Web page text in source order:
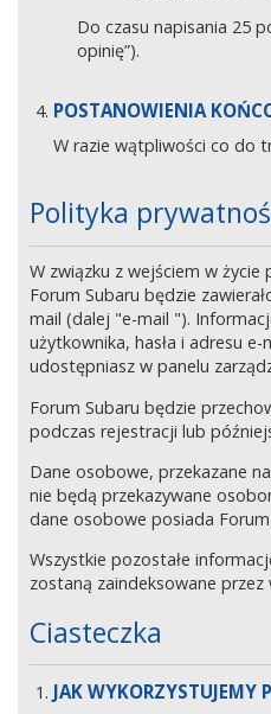
Do czasu napisania 25
opinię”).
POSTANOWIENIA
W razie wątpliwości co do
Polityka
W związku z wejściem w
Forum Subaru będzie
mail (dalej "e-mail ").
użytkownika, hasła i adresu
udostępniasz w panelu
Forum Subaru będzie
podczas rejestracji lub
Dane osobowe, przekazane
nie będą przekazywane
dane osobowe posiada
Wszystkie pozostałe
zostaną zaindeksowane przez
Ciasteczka
JAK WYKORZYSTUJEMY